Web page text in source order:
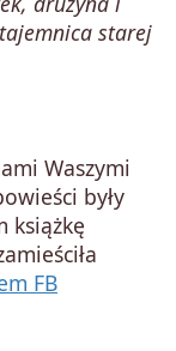
starej
Waszymi
były
książkę
FB